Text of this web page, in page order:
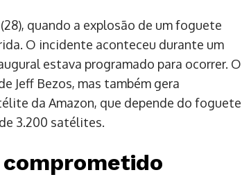
quando a explosão de um foguete
O incidente aconteceu durante um
estava programado para ocorrer. O
Jeff Bezos, mas também gera
da Amazon, que depende do foguete
3.200 satélites.